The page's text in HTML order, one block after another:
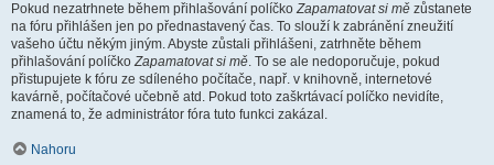
Pokud nezatrhnete během přihlašování políčkoZapamatovat si mě zůstanete
na fóru přihlášen jen po přednastavený čas. To slouží k zabránění zneužití
vašeho účtu někým jiným. Abyste zůstali přihlášeni, zatrhněte během
přihlašování políčkoZapamatovat si mě. To se ale nedoporučuje, pokud
přistupujete k fóru ze sdíleného počítače, např. v knihovně, internetové
kavárně, počítačové učebně atd. Pokud toto zaškrtávací políčko nevidíte,
znamená to, že administrátor fóra tuto funkci zakázal.
Nahoru